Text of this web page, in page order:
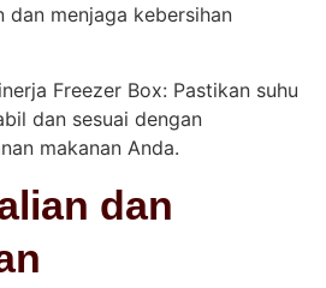
dan menjaga kebersihan
Freezer Box: Pastikan suhu
dan sesuai dengan
makanan Anda.
dan